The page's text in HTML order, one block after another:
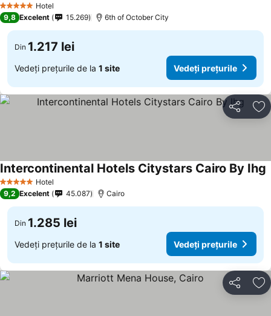
5 Stele Hotel
9,8 Excelent 15.269 6th of October City
Din 1.217 lei
Vedeți prețurile de la 1 site Vedeți prețurile
Distribuiți
5 Stele Hotel
Intercontinental Hotels Citystars Cairo By Ihg
9,2 Excelent 45.087 Cairo
Din 1.285 lei
Vedeți prețurile de la 1 site Vedeți prețurile
Distribuiți